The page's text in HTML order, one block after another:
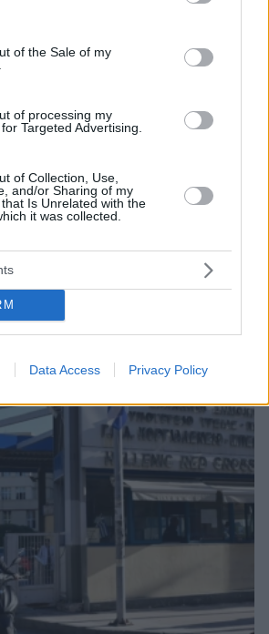
to Google and its third-party tags to
specified purposes in below Google
of the Sale of my
of processing my
Targeted Advertising.
of Collection, Use,
and/or Sharing of my
Is Unrelated with the
it was collected.
Data Access Privacy Policy
στο Άινταχο: Η νύχτα που
δολοφονήθηκαν μέσα σε λίγα